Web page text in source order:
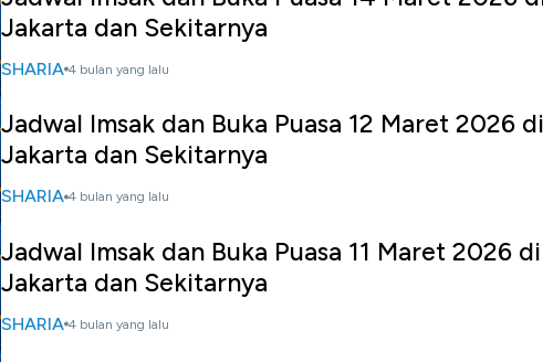
Jakarta dan Sekitarnya
SHARIA 4 bulan yang lalu
Jadwal Imsak dan Buka Puasa 12 Maret 2026 di
Jakarta dan Sekitarnya
SHARIA 4 bulan yang lalu
Jadwal Imsak dan Buka Puasa 11 Maret 2026 di
Jakarta dan Sekitarnya
SHARIA 4 bulan yang lalu